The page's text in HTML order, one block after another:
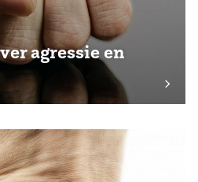
agressie en